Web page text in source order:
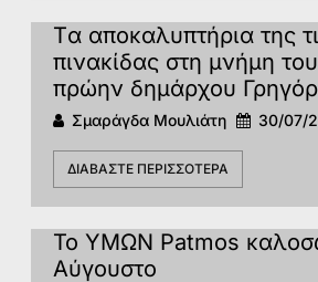
Tα αποκαλυπτήρια της
πινακίδας στη μνήμη
πρώην δημάρχου
Σμαράγδα Μουλιάτη 30/07/
ΔΙΑΒΆΣΤΕ ΠΕΡΙΣΣΌΤΕΡΑ
Το ΥΜΩΝ Patmos
Αύγουστο